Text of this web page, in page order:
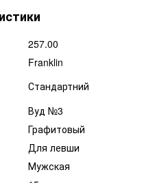
257.00
Franklin
Стандартний
Вуд №3
Графитовый
Для левши
Мужская